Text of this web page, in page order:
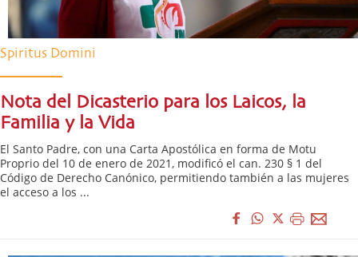
Spiritus Domini
Nota del Dicasterio para los Laicos, la
Familia y la Vida
El Santo Padre, con una Carta Apostólica en forma de Motu
Proprio del 10 de enero de 2021, modificó el can. 230 § 1 del
Código de Derecho Canónico, permitiendo también a las mujeres
el acceso a los ...